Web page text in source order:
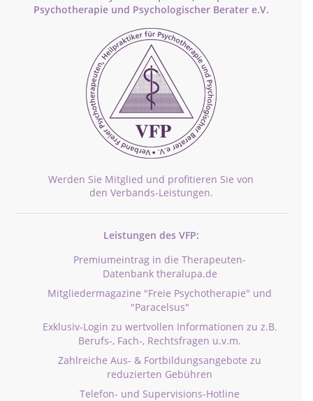
Psychotherapie und Psychologischer Berater e.V.
Werden Sie Mitglied und profitieren Sie von
den Verbands-Leistungen.
Leistungen des VFP:
Premiumeintrag in die Therapeuten-
Datenbank theralupa.de
Mitgliedermagazine "Freie Psychotherapie" und
"Paracelsus"
Exklusiv-Login zu wertvollen Informationen zu z.B.
Berufs-, Fach-, Rechtsfragen u.v.m.
Zahlreiche Aus- & Fortbildungsangebote zu
reduzierten Gebühren
Telefon- und Supervisions-Hotline